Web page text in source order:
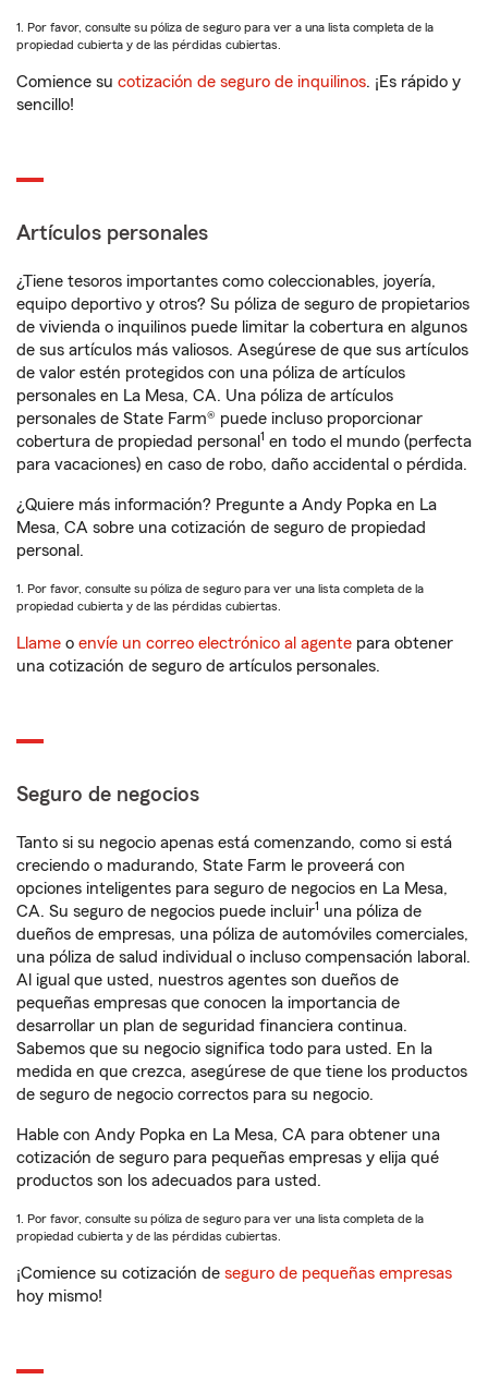
1. Por favor, consulte su póliza de seguro para ver a una lista completa de la
propiedad cubierta y de las pérdidas cubiertas.
Comience su cotización de seguro de inquilinos. ¡Es rápido y
sencillo!
Artículos personales
¿Tiene tesoros importantes como coleccionables, joyería,
equipo deportivo y otros? Su póliza de seguro de propietarios
de vivienda o inquilinos puede limitar la cobertura en algunos
de sus artículos más valiosos. Asegúrese de que sus artículos
de valor estén protegidos con una póliza de artículos
personales en La Mesa, CA. Una póliza de artículos
personales de State Farm® puede incluso proporcionar
cobertura de propiedad personal 1 en todo el mundo (perfecta
para vacaciones) en caso de robo, daño accidental o pérdida.
¿Quiere más información? Pregunte a Andy Popka en La
Mesa, CA sobre una cotización de seguro de propiedad
personal.
1. Por favor, consulte su póliza de seguro para ver una lista completa de la
propiedad cubierta y de las pérdidas cubiertas.
Llame o envíe un correo electrónico al agente para obtener
una cotización de seguro de artículos personales.
Seguro de negocios
Tanto si su negocio apenas está comenzando, como si está
creciendo o madurando, State Farm le proveerá con
opciones inteligentes para seguro de negocios en La Mesa,
CA. Su seguro de negocios puede incluir1 una póliza de
dueños de empresas, una póliza de automóviles comerciales,
una póliza de salud individual o incluso compensación laboral.
Al igual que usted, nuestros agentes son dueños de
pequeñas empresas que conocen la importancia de
desarrollar un plan de seguridad financiera continua.
Sabemos que su negocio significa todo para usted. En la
medida en que crezca, asegúrese de que tiene los productos
de seguro de negocio correctos para su negocio.
Hable con Andy Popka en La Mesa, CA para obtener una
cotización de seguro para pequeñas empresas y elija qué
productos son los adecuados para usted.
1. Por favor, consulte su póliza de seguro para ver una lista completa de la
propiedad cubierta y de las pérdidas cubiertas.
¡Comience su cotización de seguro de pequeñas empresas
hoy mismo!